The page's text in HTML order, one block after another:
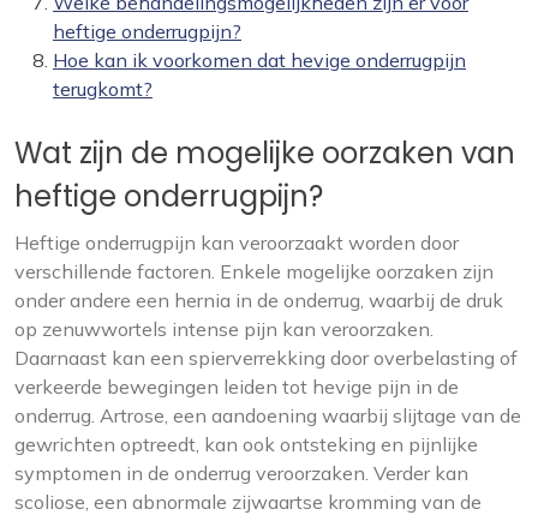
heftige onderrugpijn?
Hoe kan ik voorkomen dat hevige onderrugpijn
terugkomt?
Wat zijn de mogelijke oorzaken van
heftige onderrugpijn?
Heftige onderrugpijn kan veroorzaakt worden door
verschillende factoren. Enkele mogelijke oorzaken zijn
onder andere een hernia in de onderrug, waarbij de druk
op zenuwwortels intense pijn kan veroorzaken.
Daarnaast kan een spierverrekking door overbelasting of
verkeerde bewegingen leiden tot hevige pijn in de
onderrug. Artrose, een aandoening waarbij slijtage van de
gewrichten optreedt, kan ook ontsteking en pijnlijke
symptomen in de onderrug veroorzaken. Verder kan
scoliose, een abnormale zijwaartse kromming van de